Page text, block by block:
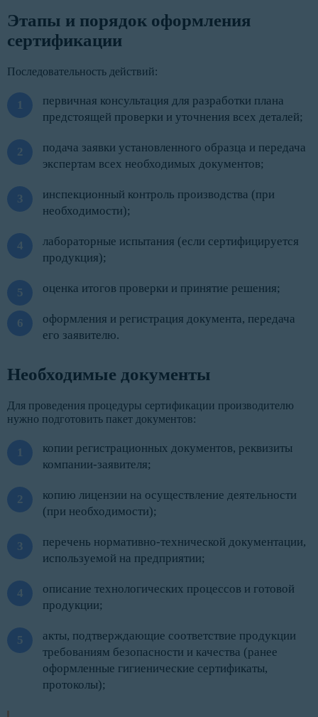
Этапы и порядок оформления
сертификации
Последовательность действий:
первичная консультация для разработки плана
предстоящей проверки и уточнения всех деталей;
подача заявки установленного образца и передача
экспертам всех необходимых документов;
инспекционный контроль производства (при
необходимости);
лабораторные испытания (если сертифицируется
продукция);
оценка итогов проверки и принятие решения;
оформления и регистрация документа, передача
его заявителю.
Необходимые документы
Для проведения процедуры сертификации производителю
нужно подготовить пакет документов:
копии регистрационных документов, реквизиты
компании-заявителя;
копию лицензии на осуществление деятельности
(при необходимости);
перечень нормативно-технической документации,
используемой на предприятии;
описание технологических процессов и готовой
продукции;
акты, подтверждающие соответствие продукции
требованиям безопасности и качества (ранее
оформленные гигиенические сертификаты,
протоколы);